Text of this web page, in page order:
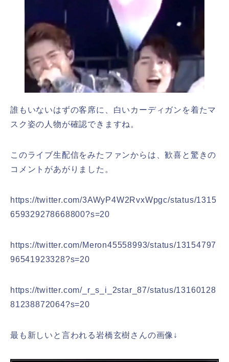
誰もいないはずの客席に、白いカーディガンを着たマ
スク姿の人物が確認できますね。
このライブ生配信をみたファンからは、歓喜と驚きの
コメントがあがりました。
https://twitter.com/3AWyP4W2RvxWpgc/status/1315
659329278668800?s=20
https://twitter.com/Meron45558993/status/13154797
96541923328?s=20
https://twitter.com/_r_s_i_2star_87/status/13160128
81238872064?s=20
最も新しいと言われる岩橋玄樹さんの画像↓